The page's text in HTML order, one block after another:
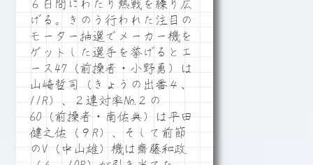
６日間にわたり熱戦を繰り広
げる。きのう行われた注目の
モーター抽選でメーカー機を
ゲットした選手を挙げるとエ
ース47（前操者・小野勇）は
山崎哲司（きょうの出番４、
11R）、２連対率№２の
60（前操者・南佑典）は平田
健之佑（９R）、そして前節
のV（中山雄）機は齋藤和政